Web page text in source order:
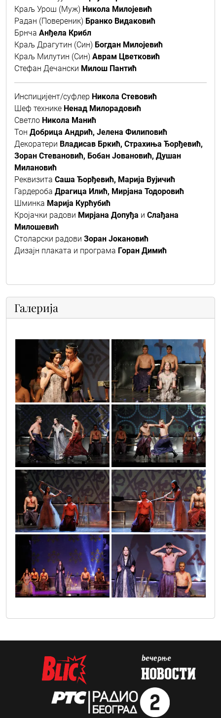
Краљ Урош (Муж) Никола Милојевић
Радан (Повереник) Бранко Видаковић
Брнча Анђела Крибл
Краљ Драгутин (Син) Богдан Милојевић
Краљ Милутин (Син) Аврам Цветковић
Стефан Дечански Милош Пантић
Инспицијент/суфлер Никола Стевовић
Шеф технике Ненад Милорадовић
Светло Никола Манић
Тон Добрица Андрић, Јелена Филиповић
Декоратери Владисав Бркић, Страхиња Ђорђевић,
Зоран Стевановић, Бобан Јовановић, Душан
Милановић
Реквизита Саша Ђорђевић, Марија Вујичић
Гардероба Драгица Илић, Мирјана Тодоровић
Шминка Марија Курћубић
Кројачки радови Мирјана Допуђа и Слађана
Милошевић
Столарски радови Зоран Јокановић
Дизајн плаката и програма Горан Димић
Галерија
img_0099 img_0171
img_0179 img_0256
img_0272 img_0275
img_0295 img_0307